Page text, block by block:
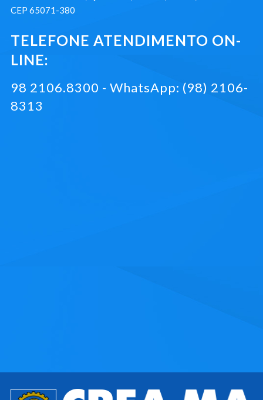
CEP 65071-380
TELEFONE ATENDIMENTO ON-
LINE:
98 2106.8300 - WhatsApp: (98) 2106-
8313